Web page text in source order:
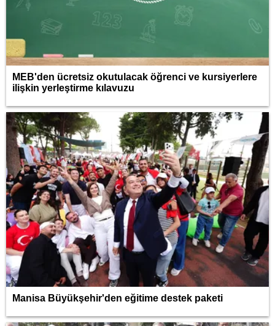
MEB'den ücretsiz okutulacak öğrenci ve kursiyerlere
ilişkin yerleştirme kılavuzu
Manisa Büyükşehir'den eğitime destek paketi